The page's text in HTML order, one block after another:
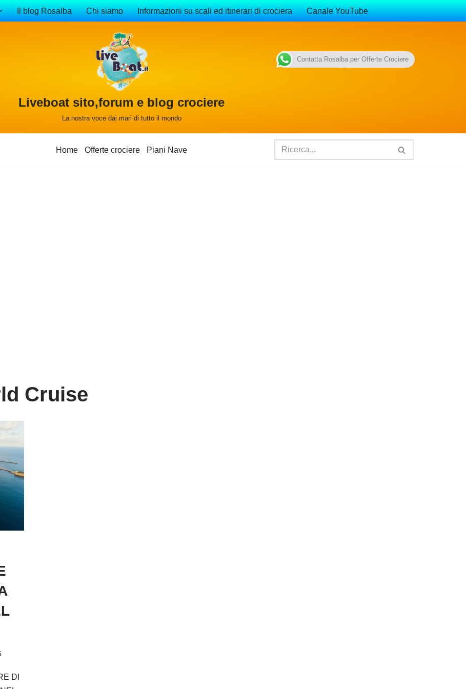
Il blog Rosalba Chi siamo Informazioni su scali ed itinerari di crociera Canale YouTube
Liveboat sito,forum e blog crociere
La nostra voce dai mari di tutto il mondo
Home Offerte crociere Piani Nave
Cruise
DI
Contatta Rosalba per Offerte Crociere